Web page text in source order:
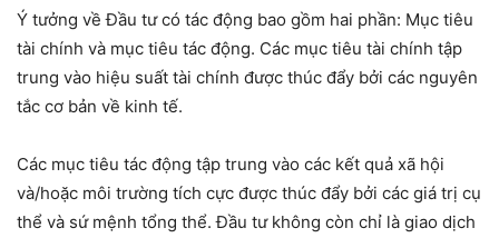
Ý tưởng về Đầu tư có tác động bao gồm hai phần: Mục tiêu
tài chính và mục tiêu tác động. Các mục tiêu tài chính tập
trung vào hiệu suất tài chính được thúc đẩy bởi các nguyên
tắc cơ bản về kinh tế.
Các mục tiêu tác động tập trung vào các kết quả xã hội
và/hoặc môi trường tích cực được thúc đẩy bởi các giá trị cụ
thể và sứ mệnh tổng thể. Đầu tư không còn chỉ là giao dịch